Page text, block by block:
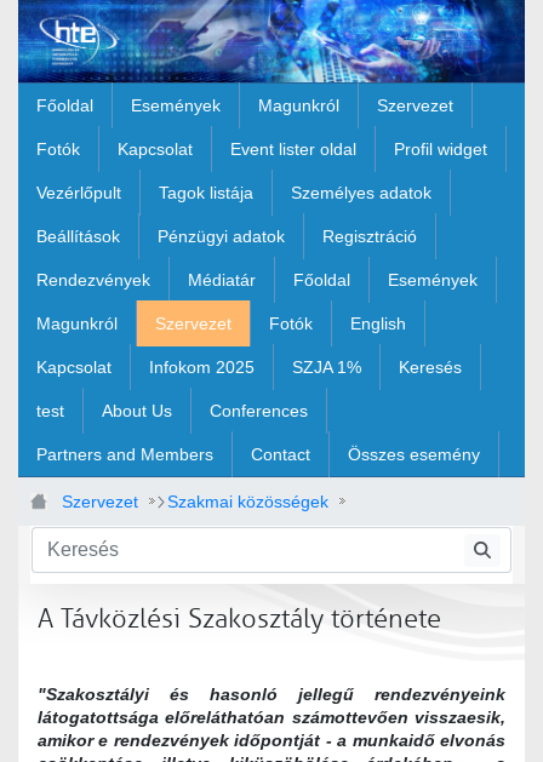
Ugrás a fő tartalomhoz
Főoldal Események Magunkról Szervezet
Fotók Kapcsolat Event lister oldal Profil widget
Vezérlőpult Tagok listája Személyes adatok
Beállítások Pénzügyi adatok Regisztráció
Rendezvények Médiatár Főoldal Események
Magunkról Szervezet Fotók English
Kapcsolat Infokom 2025 SZJA 1% Keresés
test About Us Conferences
Partners and Members Contact Összes esemény
Szervezet Szakmai közösségek
Távközlési szakosztály
A Távközlési Szakosztály története
"Szakosztályi és hasonló jellegű rendezvényeink
látogatottsága előreláthatóan számottevően visszaesik,
amikor e rendezvények időpontját - a munkaidő elvonás